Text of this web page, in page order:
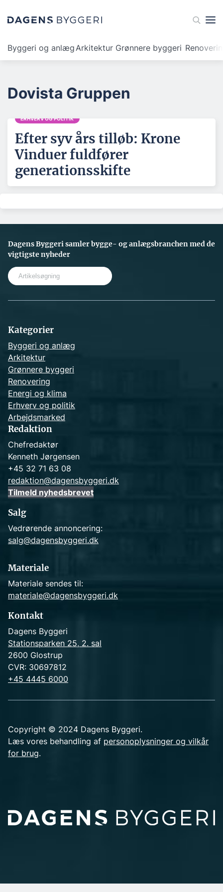
Byggeri og anlægArkitektur Grønnere byggeri
Dovista Gruppen
ERHVERV OG POLITIK
Efter syv års tilløb: Krone
Vinduer fuldfører
generationsskifte
Dagens Byggeri samler bygge- og anlægsbranchen med de
vigtigste nyheder
Kategorier
Byggeri og anlæg
Arkitektur
Grønnere byggeri
Renovering
Energi og klima
Erhverv og politik
Arbejdsmarked
Redaktion
Chefredaktør
Kenneth Jørgensen
+45 32 71 63 08
redaktion@dagensbyggeri.dk
Tilmeld nyhedsbrevet
Salg
Vedrørende annoncering:
salg@dagensbyggeri.dk
Materiale
Materiale sendes til:
materiale@dagensbyggeri.dk
Kontakt
Dagens Byggeri
Stationsparken 25, 2. sal
2600 Glostrup
CVR: 30697812
+45 4445 6000
Copyright © 2024 Dagens Byggeri.
Læs vores behandling af personoplysninger og vilkår
for brug.